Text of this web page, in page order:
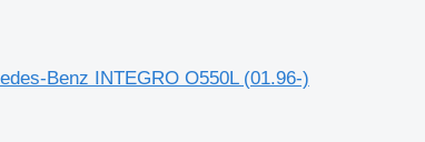
Benz INTEGRO O550L (01.96-)